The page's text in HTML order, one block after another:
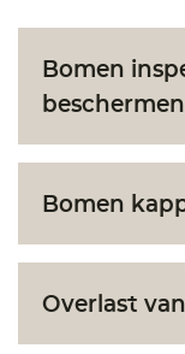
Bomen
beschermen
Bomen
Overlast